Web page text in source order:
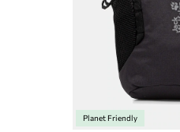
Planet Friendly